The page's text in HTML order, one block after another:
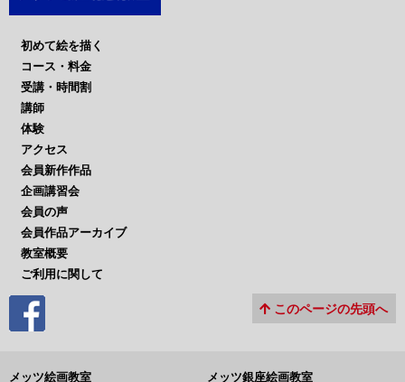
初めて絵を描く
コース・料金
受講・時間割
講師
体験
アクセス
会員新作作品
企画講習会
会員の声
会員作品アーカイブ
教室概要
ご利用に関して
このページの先頭へ
メッツ絵画教室 メッツ銀座絵画教室